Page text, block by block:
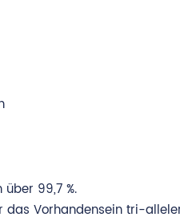
99,7 %.
Vorhandensein tri-